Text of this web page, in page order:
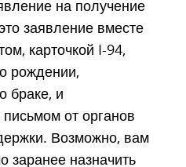
на получение
заявление вместе
карточкой I-94,
рождении,
браке, и
от органов
Возможно, вам
заранее назначить